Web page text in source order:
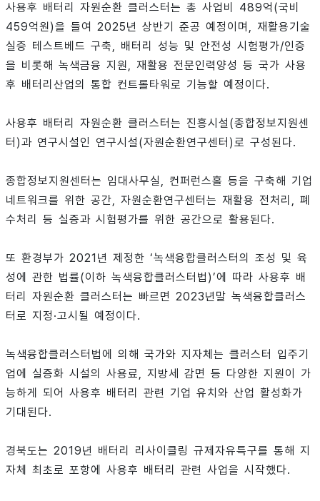
사용후 배터리 자원순환 클러스터는 총 사업비 489억(국비
459억원)을 들여 2025년 상반기 준공 예정이며, 재활용기술
실증 테스트베드 구축, 배터리 성능 및 안전성 시험평가/인증
을 비롯해 녹색금융 지원, 재활용 전문인력양성 등 국가 사용
후 배터리산업의 통합 컨트롤타워로 기능할 예정이다.
사용후 배터리 자원순환 클러스터는 진흥시설(종합정보지원센
터)과 연구시설인 연구시설(자원순환연구센터)로 구성된다.
종합정보지원센터는 임대사무실, 컨퍼런스홀 등을 구축해 기업
네트워크를 위한 공간, 자원순환연구센터는 재활용 전처리, 폐
수처리 등 실증과 시험평가를 위한 공간으로 활용된다.
또 환경부가 2021년 제정한 ‘녹색융합클러스터의 조성 및 육
성에 관한 법률(이하 녹색융합클러스터법)’에 따라 사용후 배
터리 자원순환 클러스터는 빠르면 2023년말 녹색융합클러스
터로 지정·고시될 예정이다.
녹색융합클러스터법에 의해 국가와 지자체는 클러스터 입주기
업에 실증화 시설의 사용료, 지방세 감면 등 다양한 지원이 가
능하게 되어 사용후 배터리 관련 기업 유치와 산업 활성화가
기대된다.
경북도는 2019년 배터리 리사이클링 규제자유특구를 통해 지
자체 최초로 포항에 사용후 배터리 관련 사업을 시작했다.